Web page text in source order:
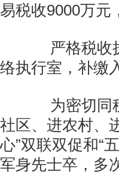
易税收9000万元
严格税收执
络执行室，补缴
为密切同税
社区、进农村、
心”双联双促和“
军身先士卒，多